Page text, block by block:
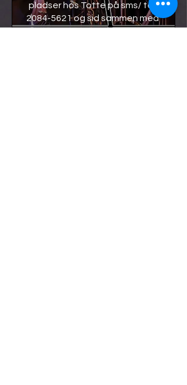
pladser hos Totte på sms/ tel.
2084-5621 og sid sammen med